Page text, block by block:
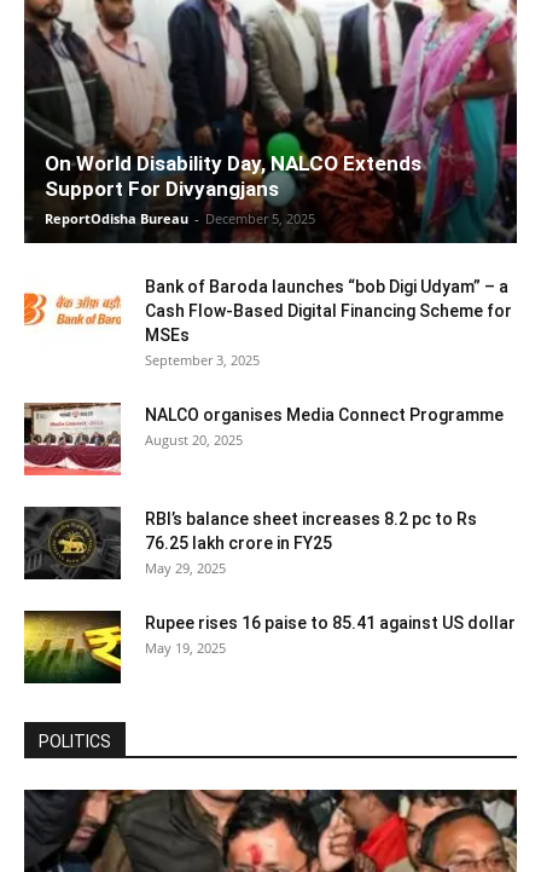
On World Disability Day, NALCO Extends
Support For Divyangjans
ReportOdisha Bureau - December 5, 2025
Bank of Baroda launches “bob Digi Udyam” – a
Cash Flow-Based Digital Financing Scheme for
MSEs
September 3, 2025
NALCO organises Media Connect Programme
August 20, 2025
RBI’s balance sheet increases 8.2 pc to Rs
76.25 lakh crore in FY25
May 29, 2025
Rupee rises 16 paise to 85.41 against US dollar
May 19, 2025
POLITICS